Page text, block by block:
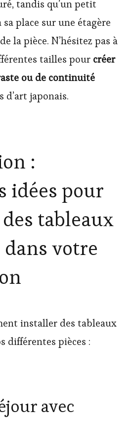
tandis qu’un petit
place sur une étagère
la pièce. N’hésitez pas à
tailles pour créer
ou de continuité
japonais.
:
idées pour
tableaux
votre
installer des tableaux
différentes pièces :
avec